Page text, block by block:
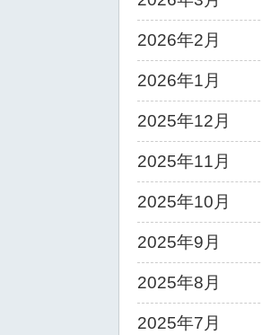
2026年2月
2026年1月
2025年12月
2025年11月
2025年10月
2025年9月
2025年8月
2025年7月